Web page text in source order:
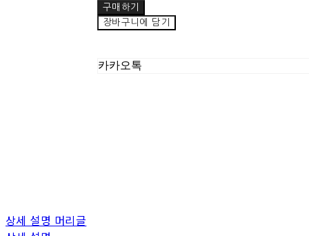
구매하기
장바구니에 담기
카카오톡
상세 설명 머리글